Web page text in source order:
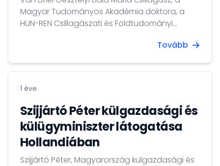
Magyar Tudományos Akadémia doktora, a
HUN-REN Csillagászati és Földtudományi
College London Mullard Space Science
példamutató és kimagaslóan eredményes
kutatómunkát végzett. A napfizika terén
végzett kiemelkedő kutatásai és értékes
tudományszervező tevékenysége, valamint a...
Tovább
1 éve
Szijjártó Péter külgazdasági és
külügyminiszter látogatása
Hollandiában
Szijjártó Péter, Magyarország külgazdasági és